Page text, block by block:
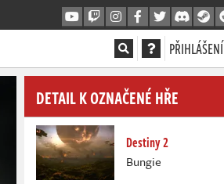
PŘIHLÁŠENÍ
DETAIL K OZNAČENÉ HŘE
Destiny 2
Bungie